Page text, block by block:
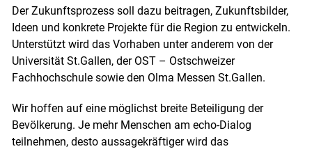
Der Zukunftsprozess soll dazu beitragen, Zukunftsbilder,
Ideen und konkrete Projekte für die Region zu entwickeln.
Unterstützt wird das Vorhaben unter anderem von der
Universität St.Gallen, der OST – Ostschweizer
Fachhochschule sowie den Olma Messen St.Gallen.
Wir hoffen auf eine möglichst breite Beteiligung der
Bevölkerung. Je mehr Menschen am echo-Dialog
teilnehmen, desto aussagekräftiger wird das